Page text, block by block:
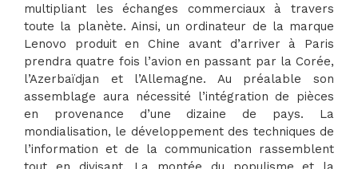
multipliant les échanges commerciaux à travers
toute la planète. Ainsi, un ordinateur de la marque
Lenovo produit en Chine avant d’arriver à Paris
prendra quatre fois l’avion en passant par la Corée,
l’Azerbaïdjan et l’Allemagne. Au préalable son
assemblage aura nécessité l’intégration de pièces
en provenance d’une dizaine de pays. La
mondialisation, le développement des techniques de
l’information et de la communication rassemblent